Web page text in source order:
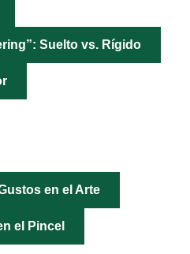
Suelto vs. Rígido
en el Arte
el Pincel